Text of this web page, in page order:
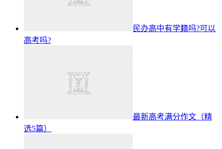
民办高中有学籍吗?可以
高考吗?
最新高考满分作文（精
选5篇）